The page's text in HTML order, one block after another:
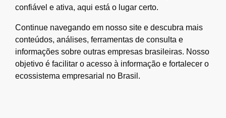
confiável e ativa, aqui está o lugar certo.
Continue navegando em nosso site e descubra mais
conteúdos, análises, ferramentas de consulta e
informações sobre outras empresas brasileiras. Nosso
objetivo é facilitar o acesso à informação e fortalecer o
ecossistema empresarial no Brasil.